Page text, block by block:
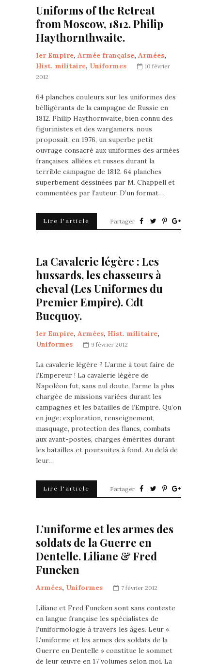
Uniforms of the Retreat
from Moscow, 1812. Philip
Haythornthwaite.
1er Empire, Armée française, Armées,
Hist. militaire, Uniformes
10 février
2012
64 planches couleurs sur les uniformes des
bélligérants de la campagne de Russie en
1812. Philip Haythornwaite, bien connu des
figurinistes et des wargamers, nous
proposait, en 1976, un superbe petit
ouvrage consacré aux uniformes des armées
françaises, alliées et russes durant la
terrible campagne de 1812. 64 planches
superbement dessinées par M. Chappell et
commentées par l’auteur. D’un format…
Lire l'article Partager
La Cavalerie légère : Les
hussards, les chasseurs à
cheval (Les Uniformes du
Premier Empire). Cdt
Bucquoy.
1er Empire, Armées, Hist. militaire,
Uniformes
9 février 2012
La cavalerie légère ? L’arme à tout faire de
l’Empereur ! La cavalerie légère de
Napoléon fut, sans nul doute, l’arme la plus
chargée de missions variées durant les
campagnes et les batailles de l’Empire. Qu’on
en juge: exploration, renseignement,
masquage, protection des flancs, combats
aux avant-postes, charges émérites durant
les batailles et poursuites à fond. Au delà de
leur…
Lire l'article Partager
L’uniforme et les armes des
soldats de la Guerre en
Dentelle. Liliane & Fred
Funcken
Armées, Uniformes 7 février 2012
Liliane et Fred Funcken sont sans conteste
en langue française les spécialistes de
l’uniformologie à travers les âges. Leur «
L’uniforme et les armes des soldats de la
Guerre en Dentelle » constitue le sommet
de leur œuvre en 17 volumes selon moi. La